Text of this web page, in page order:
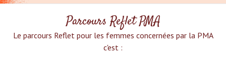
Parcours Reflet PMA
Le parcours Reflet pour les femmes concernées par la PMA
c'est :‍